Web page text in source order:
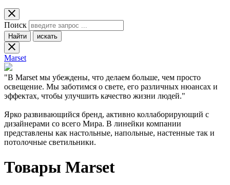
Поиск
Найти искать
Marset
"В Marset мы убеждены, что делаем больше, чем просто
освещение. Мы заботимся о свете, его различных нюансах и
эффектах, чтобы улучшить качество жизни людей."
Ярко развивающийся бренд, активно коллаборирующий с
дизайнерами со всего Мира. В линейки компании
представлены как настольные, напольные, настенные так и
потолочные светильники.
Товары Marset